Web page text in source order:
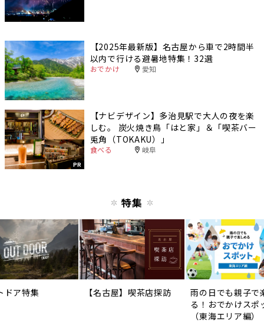
【2025年最新版】名古屋から車で2時間半
以内で行ける避暑地特集！32選
おでかけ 愛知
PR
【ナビデザイン】多治見駅で大人の夜を楽
しむ。 炭火焼き鳥「はと家」＆「喫茶バー
兎角（TOKAKU）」
食べる 岐阜
特集
ドア特集 【名古屋】喫茶店探訪
雨の日でも親子で
る！おでかけスポ
（東海エリア編）